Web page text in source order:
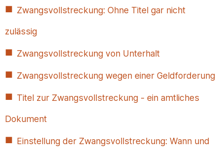
Zwangsvollstreckung: Ohne Titel gar nicht
zulässig
Zwangsvollstreckung von Unterhalt
Zwangsvollstreckung wegen einer Geldforderung
Titel zur Zwangsvollstreckung - ein amtliches
Dokument
Einstellung der Zwangsvollstreckung: Wann und